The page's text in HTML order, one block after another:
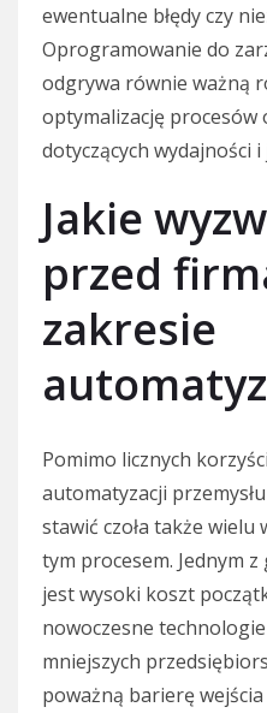
ewentualne błędy czy
Oprogramowanie do
odgrywa równie ważną
optymalizację procesów
dotyczących wydajności
Jakie
przed
zakresie
Pomimo licznych
automatyzacji
stawić czoła także wielu
tym procesem. Jednym
jest wysoki koszt
nowoczesne
mniejszych
poważną barierę